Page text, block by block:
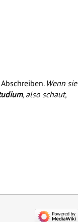
Wenn sie
, also schaut,